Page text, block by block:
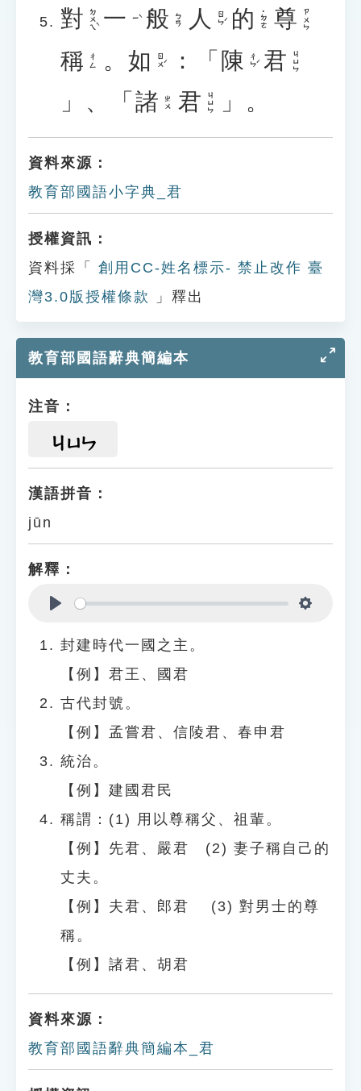
對 ㄉㄨㄟˋ 一 ㄧˋ 般 ㄅㄢ 人 ㄖㄣˊ 的 ˙ㄉㄜ 尊 ㄗㄨㄣ
稱 ㄔㄥ 。 如 ㄖㄨˊ ：「 陳 ㄔㄣˊ 君 ㄐㄩㄣ
」、「 諸 ㄓㄨ 君 ㄐㄩㄣ 」。
資料來源：
教育部國語小字典_君
授權資訊：
資料採「
創用CC-姓名標示- 禁止改作 臺
灣3.0版授權條款
」釋出
教育部國語辭典簡編本
注音：
ㄐㄩㄣ
漢語拼音：
jūn
解釋：
封建時代一國之主。
【例】君王、國君
古代封號。
【例】孟嘗君、信陵君、春申君
統治。
【例】建國君民
稱謂：(1) 用以尊稱父、祖輩。
【例】先君、嚴君 (2) 妻子稱自己的
丈夫。
【例】夫君、郎君 (3) 對男士的尊
稱。
【例】諸君、胡君
資料來源：
教育部國語辭典簡編本_君